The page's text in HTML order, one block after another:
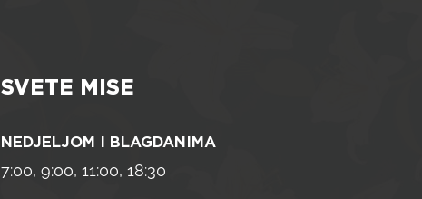
SVETE MISE
NEDJELJOM I BLAGDANIMA
7:00, 9:00, 11:00, 18:30